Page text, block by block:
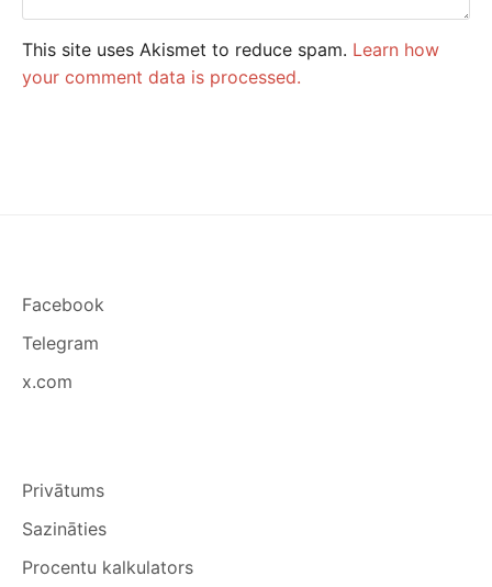
This site uses Akismet to reduce spam. Learn how
your comment data is processed.
Facebook
Telegram
x.com
Privātums
Sazināties
Procentu kalkulators